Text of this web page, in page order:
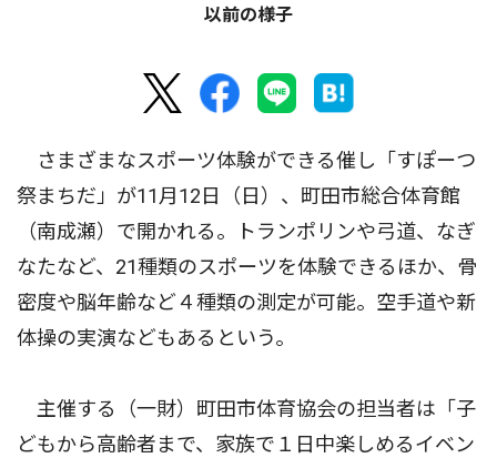
以前の様子
さまざまなスポーツ体験ができる催し「すぽーつ
祭まちだ」が11月12日（日）、町田市総合体育館
（南成瀬）で開かれる。トランポリンや弓道、なぎ
なたなど、21種類のスポーツを体験できるほか、骨
密度や脳年齢など４種類の測定が可能。空手道や新
体操の実演などもあるという。
主催する（一財）町田市体育協会の担当者は「子
どもから高齢者まで、家族で１日中楽しめるイベン